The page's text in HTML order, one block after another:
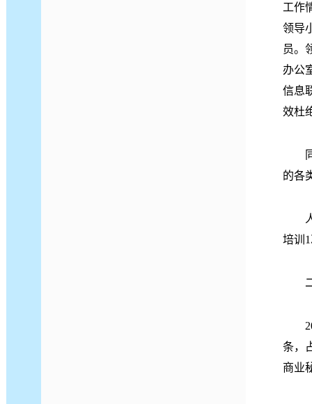
工作
领导
员。
办公
信息
效杜
同
的各
人
培训
二
条，
商业